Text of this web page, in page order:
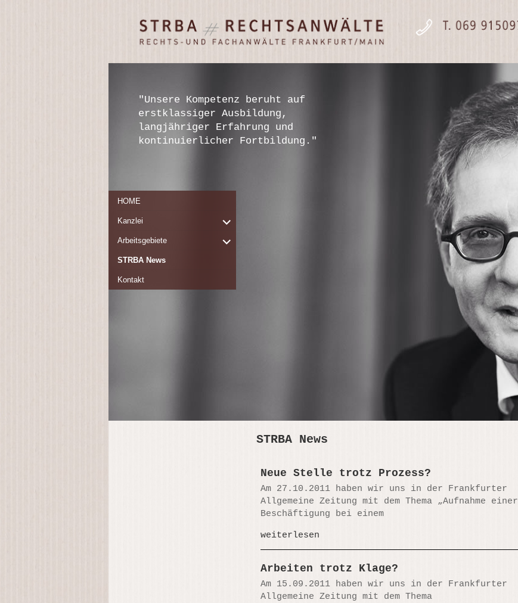
STRBA
Rechtsanwälte
Rechts- und
HOME
Kanzlei
expand
menu
Arbeitsgebiete
expand
STRBA News
Kontakt
"Unsere Kompetenz beruht auf
erstklassiger Ausbildung,
langjähriger Erfahrung und
kontinuierlicher Fortbildung."
STRBA News
Neue Stelle trotz Prozess?
Am 27.10.2011 haben wir uns in der Frankfurter
Allgemeine Zeitung mit dem Thema „Aufnahme einer
Beschäftigung bei einem
weiterlesen
Arbeiten trotz Klage?
Am 15.09.2011 haben wir uns in der Frankfurter
Allgemeine Zeitung mit dem Thema